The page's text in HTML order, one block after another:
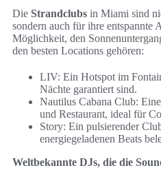
Die Strandclubs in Miami sind
sondern auch für ihre entspannte
Möglichkeit, den
den besten Locations gehören:
LIV: Ein Hotspot im
Nächte garantiert sind.
Nautilus Cabana Club:
und Restaurant, ideal für
Story: Ein pulsierender
energiegeladenen Beats
Weltbekannte DJs, die die